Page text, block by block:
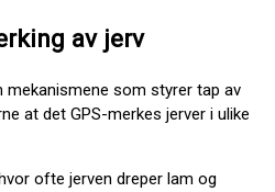
av jerv
mekanismene som styrer tap av
at det GPS-merkes jerver i ulike
ofte jerven dreper lam og